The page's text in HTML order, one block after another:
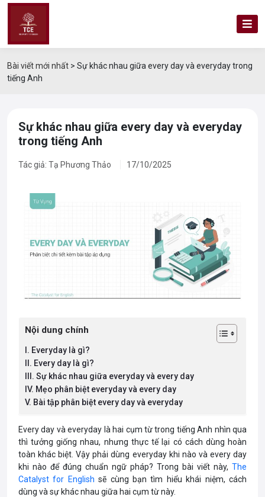
Bài viết mới nhất > Sự khác nhau giữa every day và everyday trong
tiếng Anh
Sự khác nhau giữa every day và everyday
trong tiếng Anh
Tác giả: Tạ Phương Thảo 17/10/2025
Nội dung chính
I. Everyday là gì?
II. Every day là gì?
III. Sự khác nhau giữa everyday và every day
IV. Mẹo phân biệt everyday và every day
V. Bài tập phân biệt every day và everyday
Every day và everyday là hai cụm từ trong tiếng Anh nhìn qua
thì tưởng giống nhau, nhưng thực tế lại có cách dùng hoàn
toàn khác biệt. Vậy phải dùng everyday khi nào và every day
khi nào để đúng chuẩn ngữ pháp? Trong bài viết này,The
Catalyst for English sẽ cùng bạn tìm hiểu khái niệm, cách
dùng và sự khác nhau giữa hai cụm từ này.